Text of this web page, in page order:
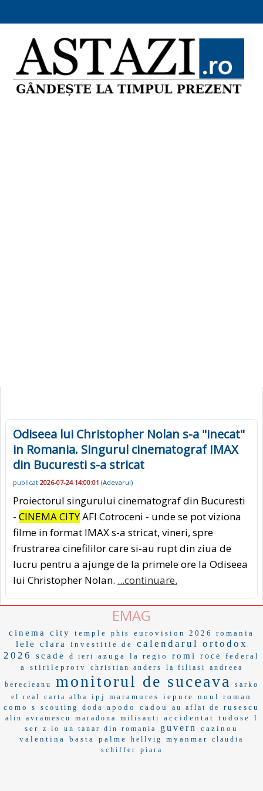
Odiseea lui Christopher Nolan s-a "inecat"
in Romania. Singurul cinematograf IMAX
din Bucuresti s-a stricat
publicat 2026-07-24 14:00:01 (Adevarul)
Proiectorul singurului cinematograf din Bucuresti
- CINEMA CITYAFI Cotroceni - unde se pot viziona
filme in format IMAX s-a stricat, vineri, spre
frustrarea cinefililor care si-au rupt din ziua de
lucru pentru a ajunge de la primele ore la Odiseea
lui Christopher Nolan. ...continuare.
EMAG
cinema city temple phis eurovision 2026 romania
lele clara investitie de
calendarul ortodox
2026
scade d ieri azuga la regio romi roce
federal
a
stirileprotv christian anders la filiasi andreea
berecleanu monitorul de suceava
sarko
el real
carta alba ipj maramures iepure
noul roman
como s
scouting doda apodo cadou au aflat de rusescu
alin avramescu maradona milisauti accidentat tudose
l
ser
z lo un tanar din romania guvern
cazinou
valentina
basta palme hellvig myanmar
claudia
schiffer
piara